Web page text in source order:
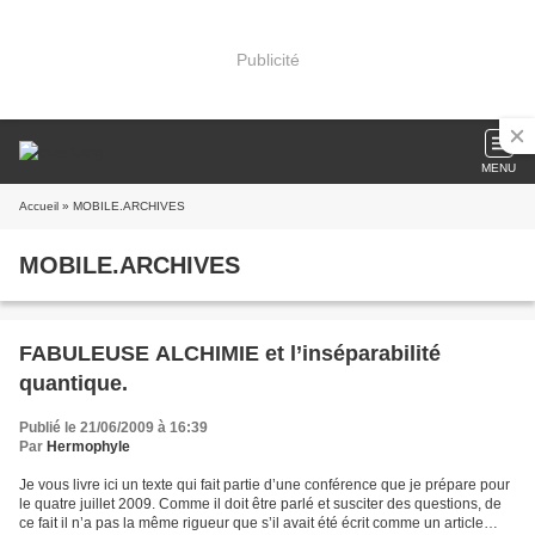
Publicité
MENU
Accueil » MOBILE.ARCHIVES
MOBILE.ARCHIVES
FABULEUSE ALCHIMIE et l’inséparabilité
quantique.
Publié le 21/06/2009 à 16:39
Par Hermophyle
Je vous livre ici un texte qui fait partie d’une conférence que je prépare pour
le quatre juillet 2009. Comme il doit être parlé et susciter des questions, de
ce fait il n’a pas la même rigueur que s’il avait été écrit comme un article